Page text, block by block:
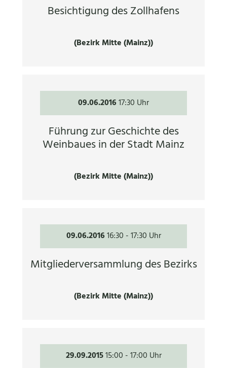
Besichtigung des Zollhafens
(Bezirk Mitte (Mainz))
09.06.201617:30 Uhr
Führung zur Geschichte des
Weinbaues in der Stadt Mainz
(Bezirk Mitte (Mainz))
09.06.201616:30 -17:30 Uhr
Mitgliederversammlung des Bezirks
(Bezirk Mitte (Mainz))
29.09.201515:00 -17:00 Uhr